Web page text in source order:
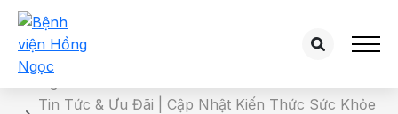
Chi tiết tin tức
Tin Tức & Ưu Đãi | Cập Nhật Kiến Thức Sức Khỏe